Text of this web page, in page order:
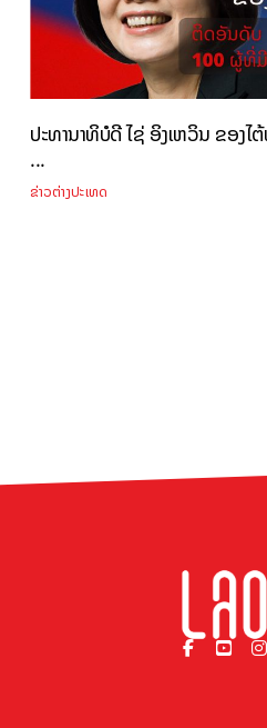
ປະທານາທິບໍດີ ໄຊ່ ອິງເຫວິນ ຂອງ
...
ຂ່າວຕ່າງປະເທດ